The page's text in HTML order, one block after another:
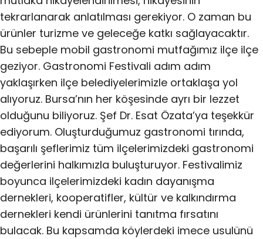
tekrarlanarak anlatılması gerekiyor. O zaman bu
ürünler turizme ve geleceğe katkı sağlayacaktır.
Bu sebeple mobil gastronomi mutfağımız ilçe ilçe
geziyor. Gastronomi Festivali adım adım
yaklaşırken ilçe belediyelerimizle ortaklaşa yol
alıyoruz. Bursa’nın her köşesinde ayrı bir lezzet
olduğunu biliyoruz. Şef Dr. Esat Özata’ya teşekkür
ediyorum. Oluşturduğumuz gastronomi tırında,
başarılı şeflerimiz tüm ilçelerimizdeki gastronomi
değerlerini halkımızla buluşturuyor. Festivalimiz
boyunca ilçelerimizdeki kadın dayanışma
dernekleri, kooperatifler, kültür ve kalkındırma
dernekleri kendi ürünlerini tanıtma fırsatını
bulacak. Bu kapsamda köylerdeki imece usulünü